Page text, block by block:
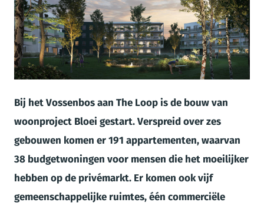
JPG
Bij het Vossenbos aan The Loop is de bouw van
woonproject Bloei gestart. Verspreid over zes
gebouwen komen er 191 appartementen, waarvan
38 budgetwoningen voor mensen die het moeilijker
hebben op de privémarkt. Er komen ook vijf
gemeenschappelijke ruimtes, één commerciële